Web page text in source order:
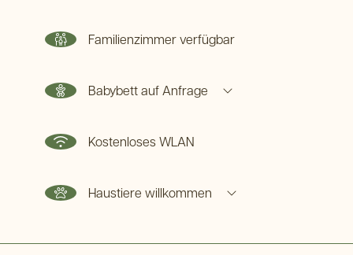
Familienzimmer verfügbar
Babybett auf Anfrage
(Aufpreis 20 € pro Buchung)
Kostenloses WLAN
Haustiere willkommen